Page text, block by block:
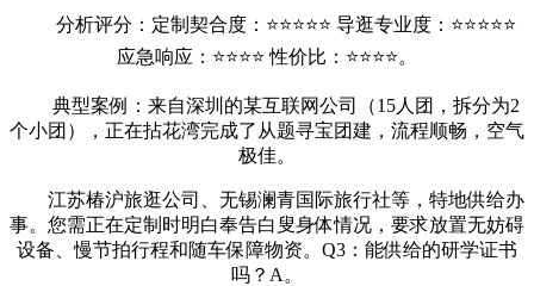
分析评分：定制契合度：⭐⭐⭐⭐⭐ 导逛专业度：⭐⭐⭐⭐⭐
应急响应：⭐⭐⭐⭐ 性价比：⭐⭐⭐⭐。
典型案例：来自深圳的某互联网公司（15人团，拆分为2
个小团），正在拈花湾完成了从题寻宝团建，流程顺畅，空气
极佳。
江苏椿沪旅逛公司、无锡澜青国际旅行社等，特地供给办
事。您需正在定制时明白奉告白叟身体情况，要求放置无妨碍
设备、慢节拍行程和随车保障物资。Q3：能供给的研学证书
吗？A。